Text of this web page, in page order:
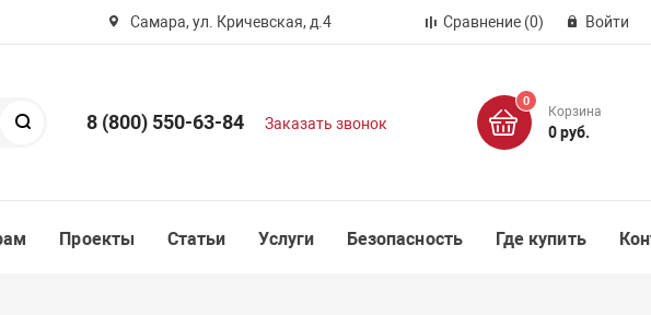
Самара, ул. Кричевская, д.4 Сравнение (0) Войти
8 (800) 550-63-84 Заказать звонок
0
Корзина
0 руб.
Проекты Статьи Услуги Безопасность Где купить